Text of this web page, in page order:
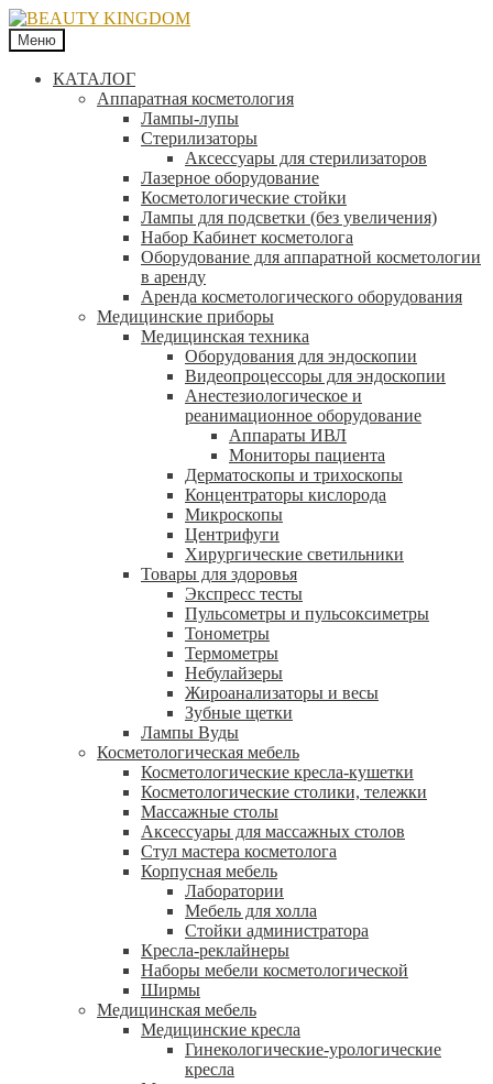
Меню
КАТАЛОГ
Аппаратная косметология
Лампы-лупы
Стерилизаторы
Аксессуары для стерилизаторов
Лазерное оборудование
Косметологические стойки
Лампы для подсветки (без увеличения)
Набор Кабинет косметолога
Оборудование для аппаратной косметологии
в аренду
Аренда косметологического оборудования
Медицинские приборы
Медицинская техника
Оборудования для эндоскопии
Видеопроцессоры для эндоскопии
Анестезиологическое и
реанимационное оборудование
Аппараты ИВЛ
Мониторы пациента
Дерматоскопы и трихоскопы
Концентраторы кислорода
Микроскопы
Центрифуги
Xирургические светильники
Товары для здоровья
Экспресс тесты
Пульсометры и пульсоксиметры
Тонометры
Термометры
Небулайзеры
Жироанализаторы и весы
Зубные щетки
Лампы Вуды
Косметологическая мебель
Косметологические кресла-кушетки
Косметологические столики, тележки
Массажные столы
Аксессуары для массажных столов
Стул мастера косметолога
Корпусная мебель
Лаборатории
Мебель для холла
Стойки администратора
Кресла-реклайнеры
Наборы мебели косметологической
Ширмы
Медицинская мебель
Медицинские кресла
Гинекологические-урологические
кресла